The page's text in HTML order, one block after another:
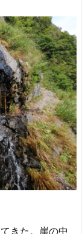
きた。崖の中